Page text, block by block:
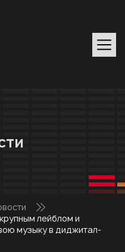
лейблом и
музыку в диджитал-